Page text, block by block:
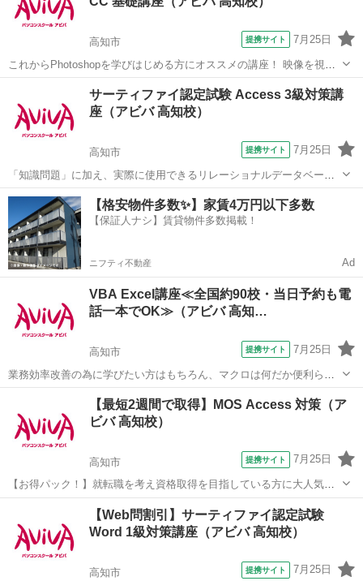
を行い、Excelの機能をさ...
高知市 提携サイト 7月25日
これからPhotoshopを学びはじめる方にオススメの講座！ 映像を視聴
しながら操作を行い、操作の基本からPhotohopの醍醐味である画像合
成や画像加工のスキルまで学習していきます。 実際の制作時に活かし
やすいよう、「何...
サーティファイ認定試験 Access 3級対策講
座（アビバ 高知校）
高知市 提携サイト 7月25日
「知識問題」に加え、実際に使用できるリレーショナルデータベース
を作成する「実技問題」を解くことで、実践的な能力を証明できる資
格制度の、3級対策講座です。
高知 高知市 アクセス
【格安物件多数✨】家賃4万円以下多数
【保証人ナシ】賃貸物件多数掲載！
ニフティ不動産 Ad
VBA Excel講座≪全国約90校・当日予約も電
話一本でOK≫（アビバ 高知…
高知市 提携サイト 7月25日
業務効率改善の為に学びたい方はもちろん、マクロは何だか便利らし
い。と噂を聞いて気になっている方にもオススメ！基礎から学ぶから
VBA初心者の方でも安心の講座です。 ■学習内容■ プロパティ・変数
の利用・シートの操作・ブック...
エクセル
【最短2週間で取得】MOS Access 対策（ア
ビバ 高知校）
高知市 提携サイト 7月25日
【お得パック！】就転職を考え資格取得を目指している方に大人気の
MOS Accessを短期集中で目指す検定対策の講座です。新規お問い合
わせ頂いた方限定でリーズナブルな受講料で学べる人気講座です！
アクセス
【Web問割引】サーティファイ認定試験
Word 1級対策講座（アビバ 高知校）
高知市 提携サイト 7月25日